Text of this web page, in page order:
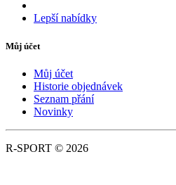
Lepší nabídky
Můj účet
Můj účet
Historie objednávek
Seznam přání
Novinky
R-SPORT © 2026